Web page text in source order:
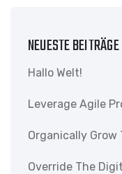
NEUESTE BEITRÄGE
Hallo Welt!
Leverage Agile
Organically Grow
Override The